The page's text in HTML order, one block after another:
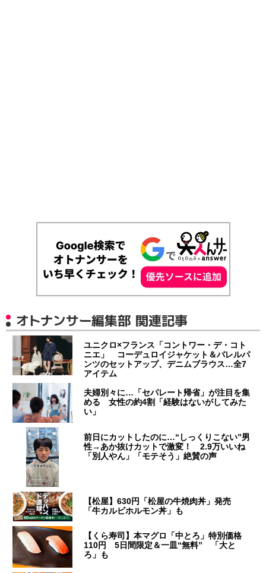
オトナンサー編集部 関連記事
ユニクロ×フランス「コントワー・デ・コト
ニエ」 コーデュロイジャケット＆バレルパ
ンツのセットアップ、デニムブラウス…全7
アイテム
夫婦別々に…「セパレート帰省」が注目を集
める 女性の約4割「経験はないがしてみた
い」
前日にカットしたのに…“しっくりこない”男
性→あか抜けカットで激変！ 2.9万いいね
「別人やん」「モテそう」絶賛の声
【松屋】630円「松屋の牛焼肉丼」発売
「牛カルビホルモン丼」も
【くら寿司】本マグロ「中とろ」特別価格
110円 5日間限定＆一皿“無料” 「大と
ろ」も